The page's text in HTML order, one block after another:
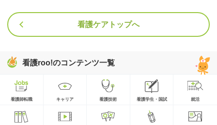
看護ケアトップへ
看護roo!のコンテンツ一覧
看護師転職 キャリア 看護技術 看護学生・国試 就活